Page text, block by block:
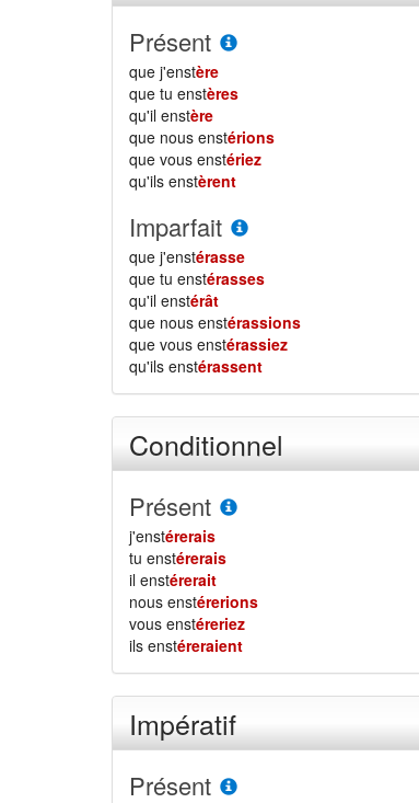
Présent
que j'enstère
que tu enstères
qu'il enstère
que nous enstérions
que vous enstériez
qu'ils enstèrent
Imparfait
que j'enstérasse
que tu enstérasses
qu'il enstérât
que nous enstérassions
que vous enstérassiez
qu'ils enstérassent
Conditionnel
Présent
j'enstérerais
tu enstérerais
il enstérerait
nous enstérerions
vous enstéreriez
ils enstéreraient
Impératif
Présent